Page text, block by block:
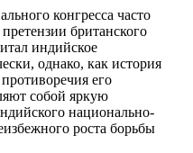
конгресса часто
британского
индийское
однако, как история
его
собой яркую
национально-
роста борьбы